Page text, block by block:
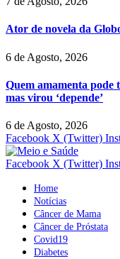
Ator de novela da
6 de Agosto, 2026
Quem amamenta pode
mas virou ‘depende’
6 de Agosto, 2026
Facebook X (Twitter)
Facebook X (Twitter)
Home
Notícias
Câncer de Mama
Câncer de Próstata
Covid19
Diabetes